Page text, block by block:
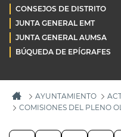
CONSEJOS DE DISTRITO
JUNTA GENERAL EMT
JUNTA GENERAL AUMSA
BÚQUEDA DE EPÍGRAFES
AYUNTAMIENTO
COMISIONES DEL PLENO